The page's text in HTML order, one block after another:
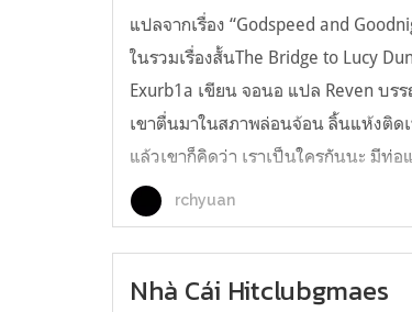
แปลจากเรื่อง “Godspeed and
ในรวมเรื่องสั้นThe Bridge to Lucy
Exurb1a เขียน จอนอ แปล Reven บร
เขาตื่นมาในสภาพล่อนจ้อน ลิ้นแห้งติด
แล้วเขาก็คิดว่า เราเป็นใครกันนะ มีท่อ
อยู่ในตัว เกิดความรู้สึกอยากฉี่ และแม้ตัว
เหยียดตรง ก็มีแต่ความมืดมิดอยู่เบื้อง
rchyuan
Nhà Cái Hitclubgmaes